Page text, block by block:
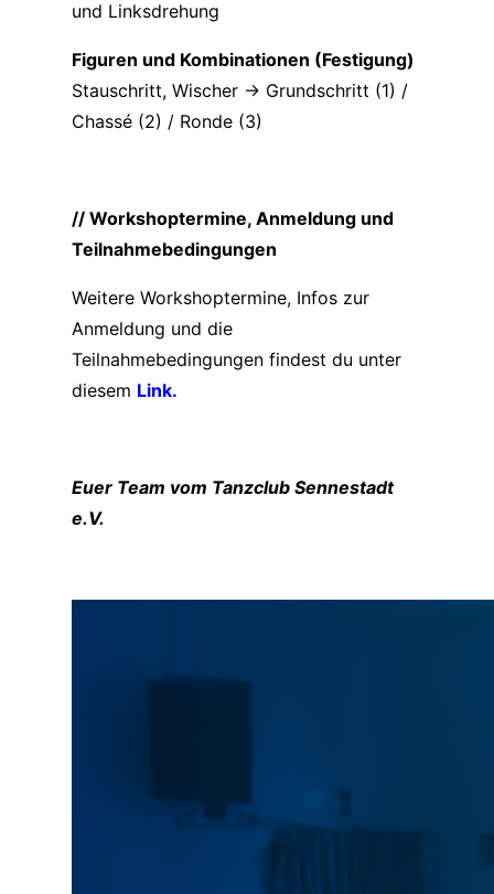
und Linksdrehung
Figuren und Kombinationen (Festigung)
Stauschritt, Wischer -> Grundschritt (1) /
Chassé (2) / Ronde (3)
// Workshoptermine, Anmeldung und
Teilnahmebedingungen
Weitere Workshoptermine, Infos zur
Anmeldung und die
Teilnahmebedingungen findest du unter
diesem Link.
Euer Team vom Tanzclub Sennestadt
e.V.